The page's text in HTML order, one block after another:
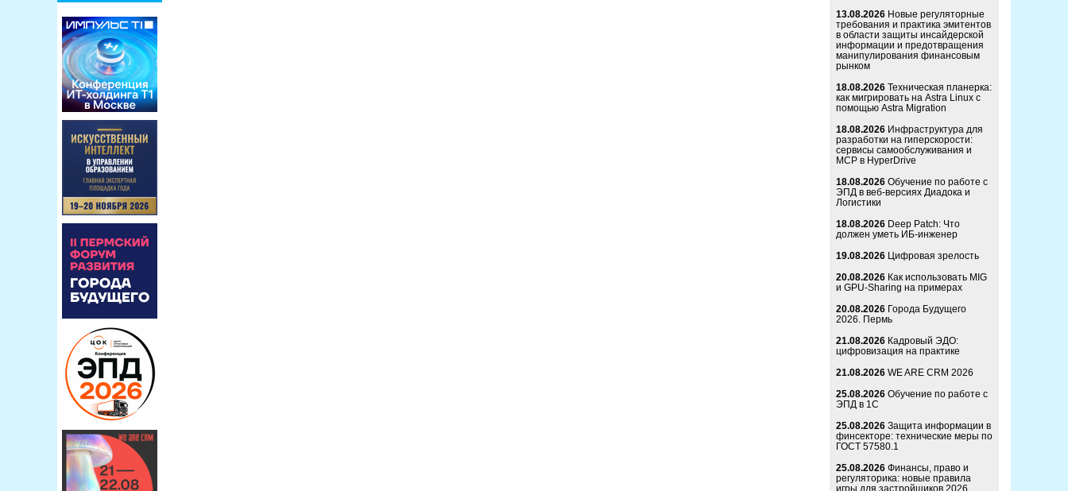
13.08.2026 Новые регуляторные
требования и практика эмитентов
в области защиты инсайдерской
информации и предотвращения
манипулирования финансовым
рынком
18.08.2026 Техническая планерка:
как мигрировать на Astra Linux с
помощью Astra Migration
18.08.2026 Инфраструктура для
разработки на гиперскорости:
сервисы самообслуживания и
MCP в HyperDrive
18.08.2026 Обучение по работе с
ЭПД в веб-версиях Диадока и
Логистики
18.08.2026 Deep Patch: Что
должен уметь ИБ-инженер
19.08.2026 Цифровая зрелость
20.08.2026 Как использовать MIG
и GPU-Sharing на примерах
20.08.2026 Города Будущего
2026. Пермь
21.08.2026 Кадровый ЭДО:
цифровизация на практике
21.08.2026 WE ARE CRM 2026
25.08.2026 Обучение по работе с
ЭПД в 1С
25.08.2026 Защита информации в
финсекторе: технические меры по
ГОСТ 57580.1
25.08.2026 Финансы, право и
регуляторика: новые правила